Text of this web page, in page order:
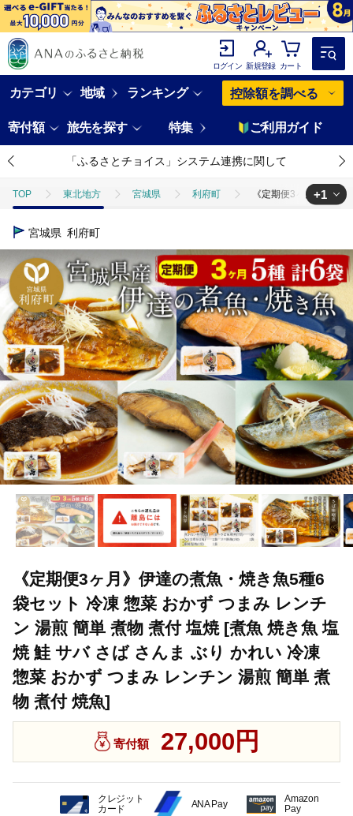
ログイン 新規登録 カート
カテゴリ 地域 ランキング 控除額を調べる
寄付額 旅先を探す 特集 ご利用ガイド
「ふるさとチョイス」システム連携に関して
TOP 東北地方 宮城県 利府町 《定期便3ヶ月》伊達
TOP
+1
宮城県 利府町
《定期便3ヶ月》伊達の煮魚・焼き魚5種6
袋セット 冷凍 惣菜 おかず つまみ レンチ
ン 湯煎 簡単 煮物 煮付 塩焼 [煮魚 焼き魚 塩
焼 鮭 サバ さば さんま ぶり かれい 冷凍
惣菜 おかず つまみ レンチン 湯煎 簡単 煮
物 煮付 焼魚]
寄付額 27,000円
クレジット
カード
ANA Pay
Amazon
Pay